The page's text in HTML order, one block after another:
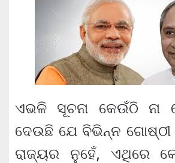
ଏଭଳି ସୂଚନା କେଉଁଠି ନା
ଦେଉଛି ଯେ ବିଭିନ୍ନ
ରାଜ୍ୟର ନୁହେଁ, ଏଥିରେ